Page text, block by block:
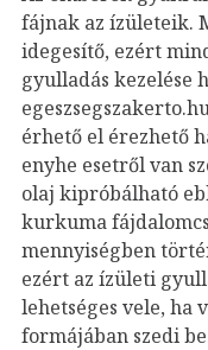
fájnak az ízületeik.
idegesítő, ezért
gyulladás kezelése
érhető el érezhető
enyhe esetről van
olaj kipróbálható
kurkuma
mennyiségben
ezért az ízületi
lehetséges vele, ha
formájában szedi